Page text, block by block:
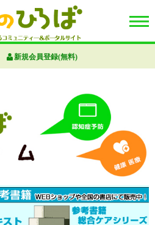
新規会員登録(無料)